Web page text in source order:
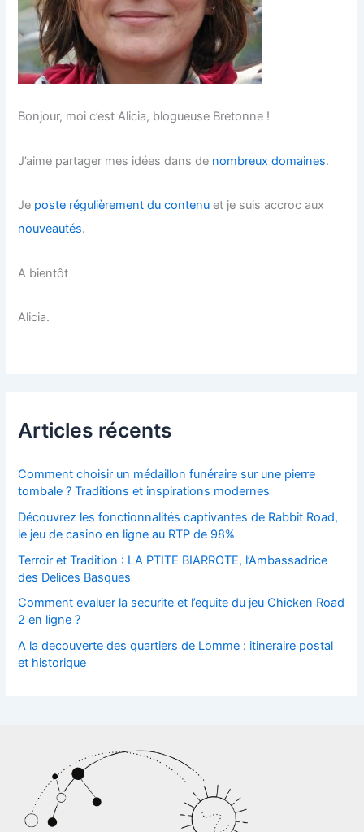
Bonjour, moi c’est Alicia, blogueuse Bretonne !
J’aime partager mes idées dans de nombreux domaines.
Je poste régulièrement du contenu et je suis accroc aux
nouveautés.
A bientôt
Alicia.
Articles récents
Comment choisir un médaillon funéraire sur une pierre
tombale ? Traditions et inspirations modernes
Découvrez les fonctionnalités captivantes de Rabbit Road,
le jeu de casino en ligne au RTP de 98%
Terroir et Tradition : LA PTITE BIARROTE, l’Ambassadrice
des Delices Basques
Comment evaluer la securite et l’equite du jeu Chicken Road
2 en ligne ?
A la decouverte des quartiers de Lomme : itineraire postal
et historique